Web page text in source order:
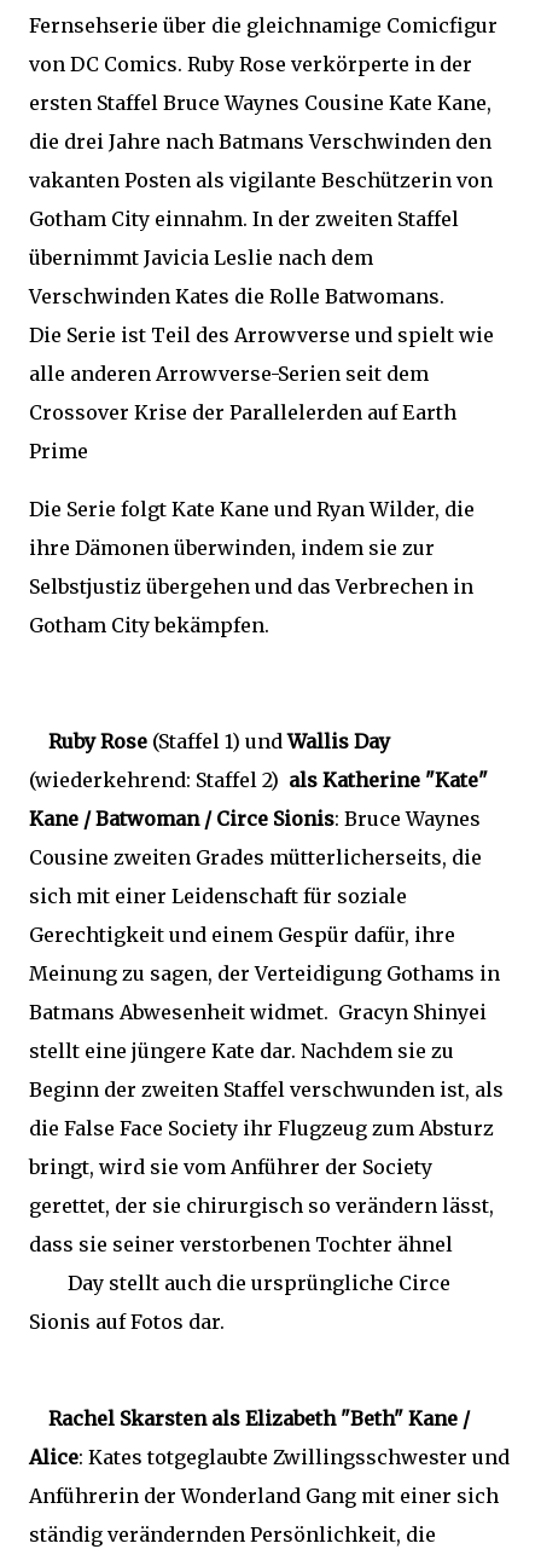
Fernsehserie über die gleichnamige Comicfigur
von DC Comics. Ruby Rose verkörperte in der
ersten Staffel Bruce Waynes Cousine Kate Kane,
die drei Jahre nach Batmans Verschwinden den
vakanten Posten als vigilante Beschützerin von
Gotham City einnahm. In der zweiten Staffel
übernimmt Javicia Leslie nach dem
Verschwinden Kates die Rolle Batwomans.
Die Serie ist Teil des Arrowverse und spielt wie
alle anderen Arrowverse-Serien seit dem
Crossover Krise der Parallelerden auf Earth
Prime
Die Serie folgt Kate Kane und Ryan Wilder, die
ihre Dämonen überwinden, indem sie zur
Selbstjustiz übergehen und das Verbrechen in
Gotham City bekämpfen.
Ruby Rose (Staffel 1) undWallis Day
(wiederkehrend: Staffel 2) als Katherine "Kate"
Kane / Batwoman / Circe Sionis: Bruce Waynes
Cousine zweiten Grades mütterlicherseits, die
sich mit einer Leidenschaft für soziale
Gerechtigkeit und einem Gespür dafür, ihre
Meinung zu sagen, der Verteidigung Gothams in
Batmans Abwesenheit widmet. Gracyn Shinyei
stellt eine jüngere Kate dar. Nachdem sie zu
Beginn der zweiten Staffel verschwunden ist, als
die False Face Society ihr Flugzeug zum Absturz
bringt, wird sie vom Anführer der Society
gerettet, der sie chirurgisch so verändern lässt,
dass sie seiner verstorbenen Tochter ähnel
Day stellt auch die ursprüngliche Circe
Sionis auf Fotos dar.
Rachel Skarsten als Elizabeth "Beth" Kane /
Alice: Kates totgeglaubte Zwillingsschwester und
Anführerin der Wonderland Gang mit einer sich
ständig verändernden Persönlichkeit, die